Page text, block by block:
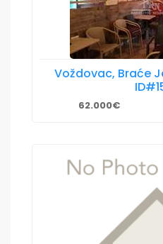
Voždovac, Braće
62.000€